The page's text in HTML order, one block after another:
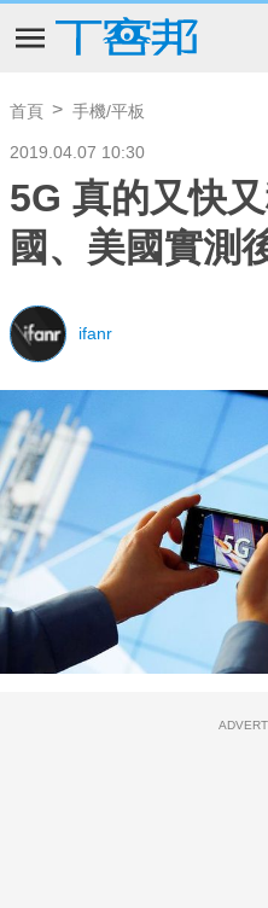
首頁 手機/平板
2019.04.07 10:30
5G 真的又快
國、美國實測
ifanr